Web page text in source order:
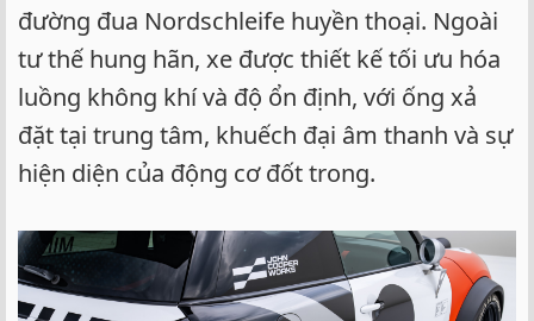
đường đua Nordschleife huyền thoại. Ngoài
tư thế hung hãn, xe được thiết kế tối ưu hóa
luồng không khí và độ ổn định, với ống xả
đặt tại trung tâm, khuếch đại âm thanh và sự
hiện diện của động cơ đốt trong.